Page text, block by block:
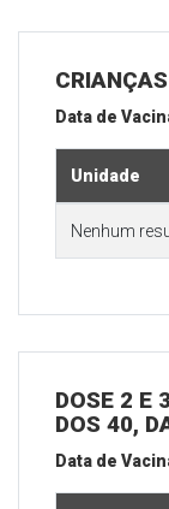
Data de
Unidade
Nenhum
DOSE 2 E
DOS 40,
Data de